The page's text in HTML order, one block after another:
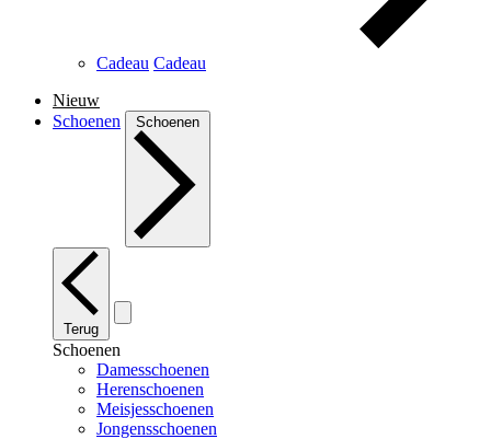
Cadeau Cadeau
Nieuw
Schoenen
Schoenen
Terug
Schoenen
Damesschoenen
Herenschoenen
Meisjesschoenen
Jongensschoenen